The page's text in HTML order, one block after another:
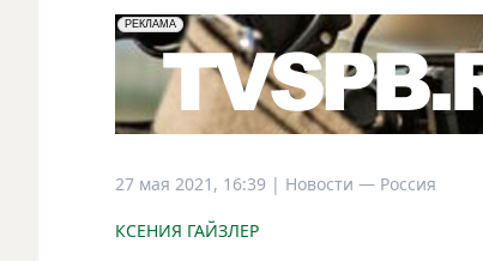
erid: LdtCK5Efv
РЕКЛАМА
АО "ГАТР", ИНН: 7841320717
27 мая 2021, 16:39 | Новости — Россия
КСЕНИЯ ГАЙЗЛЕР